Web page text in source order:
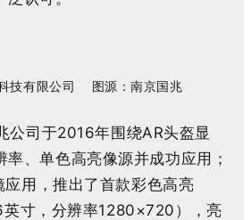
技有限公司 图源：南京国兆
公司于2016年围绕AR头盔显
、单色高亮像源并成功应用；
应用，推出了首款彩色高亮
英寸，分辨率1280×720 ），亮